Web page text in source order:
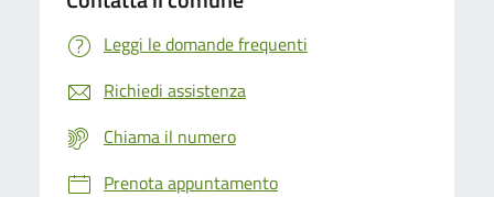
Leggi le domande frequenti
Richiedi assistenza
Chiama il numero
Prenota appuntamento